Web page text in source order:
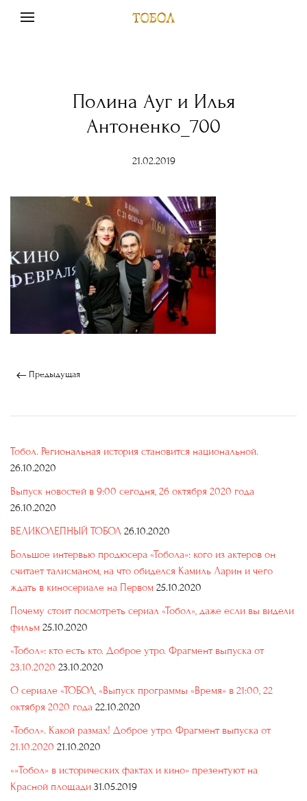
Полина Ауг и Илья
Антоненко_700
21.02.2019
Предыдущая
Тобол. Региональная история становится национальной.
26.10.2020
Выпуск новостей в 9:00 сегодня, 26 октября 2020 года
26.10.2020
ВЕЛИКОЛЕПНЫЙ ТОБОЛ 26.10.2020
Большое интервью продюсера «Тобола»: кого из актеров он
считает талисманом, на что обиделся Камиль Ларин и чего
ждать в киносериале на Первом 25.10.2020
Почему стоит посмотреть сериал «Тобол», даже если вы видели
фильм 25.10.2020
«Тобол»: кто есть кто. Доброе утро. Фрагмент выпуска от
23.10.2020 23.10.2020
О сериале «ТОБОЛ, «Выпуск программы «Время» в 21:00, 22
октября 2020 года 22.10.2020
«Тобол». Какой размах! Доброе утро. Фрагмент выпуска от
21.10.2020 21.10.2020
«»Тобол» в исторических фактах и кино» презентуют на
Красной площади 31.05.2019